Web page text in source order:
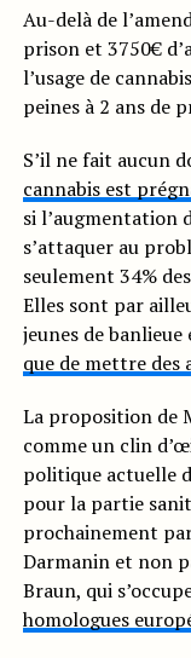
Au-delà de
prison et 3750€
l’usage de
peines à 2 ans de
S’il ne fait aucun
cannabis est
si l’augmentation
s’attaquer au
seulement 34%
Elles sont par
jeunes de banlieue
que de mettre des
La proposition de
comme un clin
politique actuelle
pour la partie
prochainement
Darmanin et non
Braun, qui
homologues